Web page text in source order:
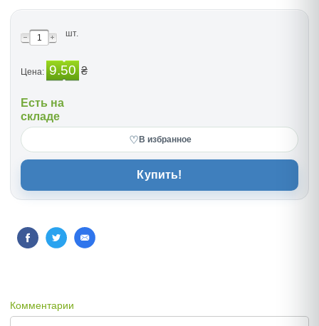
шт.
Цена: 9.50 ₴
Есть на
складе
♡ В избранное
Купить!
Комментарии